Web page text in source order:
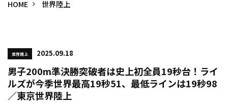
HOME 世界陸上
世界陸上 2025.09.18
男子200m準決勝突破者は史上初全員19秒台！ライ
ルズが今季世界最高19秒51、最低ラインは19秒98
／東京世界陸上